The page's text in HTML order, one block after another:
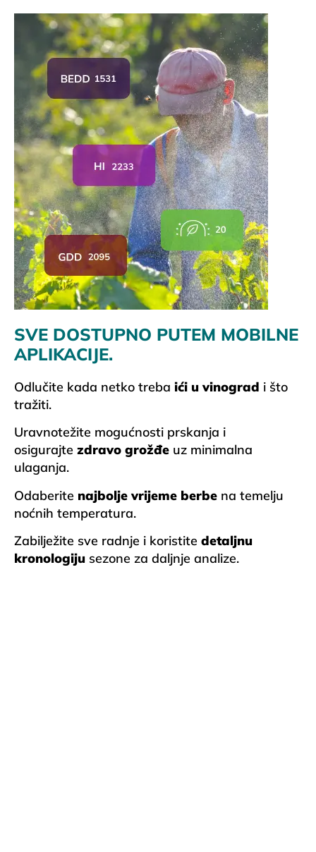
SVE DOSTUPNO PUTEM MOBILNE
APLIKACIJE.
Odlučite kada netko treba ići u vinograd i što
tražiti.
Uravnotežite mogućnosti prskanja i
osigurajte zdravo grožđe uz minimalna
ulaganja.
Odaberite najbolje vrijeme berbe na temelju
noćnih temperatura.
Zabilježite sve radnje i koristite detaljnu
kronologiju sezone za daljnje analize.